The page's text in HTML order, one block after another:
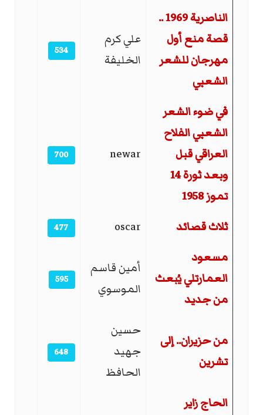
الناصرية 1969 ..
قصة منع أول
مهرجان للشعر
الشعبي
علي كرم
الخليفة
534
في ضوء الشعر
الشعبي الفلاح
العراقي قبل
وبعد ثورة 14
تموز 1958
newar
700
ثلاث قصائد oscar
477
مسعود
العمارتلي يُبعث
من جديد
أمين قاسم
الموسوي
595
من حزيران.. إلى
تشرين
حسين
جهيد
الحافظ
648
الحاج زاير